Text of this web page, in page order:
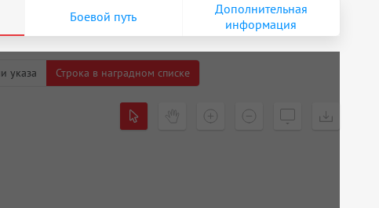
Боевой путь
Дополнительная
информация
указа Строка в наградном списке